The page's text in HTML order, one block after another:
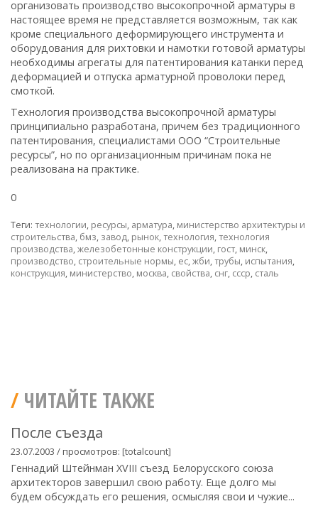
организовать производство высокопрочной арматуры в
настоящее время не представляется возможным, так как
кроме специального деформирующего инструмента и
оборудования для рихтовки и намотки готовой арматуры
необходимы агрегаты для патентирования катанки перед
деформацией и отпуска арматурной проволоки перед
смоткой.
Технология производства высокопрочной арматуры
принципиально разработана, причем без традиционного
патентирования, специалистами ООО “Строительные
ресурсы”, но по организационным причинам пока не
реализована на практике.
0
Теги: технологии, ресурсы, арматура, министерство архитектуры и
строительства, бмз, завод, рынок,технология,технология
производства,железобетонные конструкции, гост, минск,
производство, строительные нормы, ес,жби,трубы, испытания,
конструкция, министерство, москва, свойства, снг, ссср, сталь
ЧИТАЙТЕ ТАКЖЕ
После съезда
23.07.2003 / просмотров: [totalcount]
Геннадий Штейнман XVIII съезд Белорусского союза
архитекторов завершил свою работу. Еще долго мы
будем обсуждать его решения, осмысляя свои и чужие...